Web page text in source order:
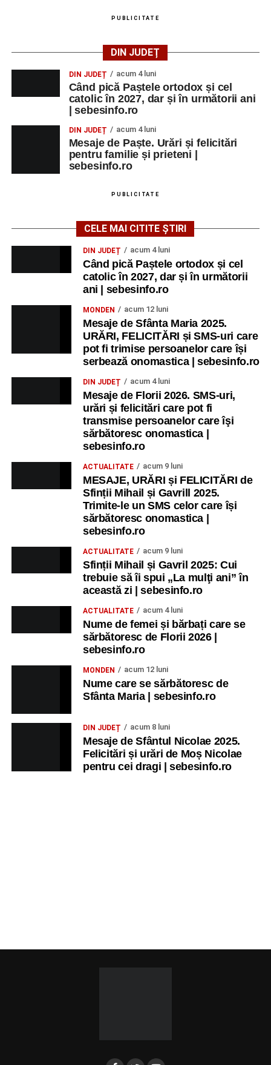
PUBLICITATE
DIN JUDEȚ
DIN JUDEȚ acum 4 luni
Când pică Paștele ortodox și cel
catolic în 2027, dar și în următorii ani
| sebesinfo.ro
DIN JUDEȚ acum 4 luni
Mesaje de Paște. Urări și felicitări
pentru familie și prieteni |
sebesinfo.ro
PUBLICITATE
CELE MAI CITITE ȘTIRI
DIN JUDEȚ acum 4 luni
Când pică Paștele ortodox și cel
catolic în 2027, dar și în următorii
ani | sebesinfo.ro
MONDEN acum 12 luni
Mesaje de Sfânta Maria 2025.
URĂRI, FELICITĂRI și SMS-uri care
pot fi trimise persoanelor care își
serbează onomastica | sebesinfo.ro
DIN JUDEȚ acum 4 luni
Mesaje de Florii 2026. SMS-uri,
urări și felicitări care pot fi
transmise persoanelor care îşi
sărbătoresc onomastica |
sebesinfo.ro
ACTUALITATE acum 9 luni
MESAJE, URĂRI și FELICITĂRI de
Sfinții Mihail și Gavrill 2025.
Trimite-le un SMS celor care își
sărbătoresc onomastica |
sebesinfo.ro
ACTUALITATE acum 9 luni
Sfinții Mihail și Gavril 2025: Cui
trebuie să îi spui „La mulţi ani” în
această zi | sebesinfo.ro
ACTUALITATE acum 4 luni
Nume de femei și bărbați care se
sărbătoresc de Florii 2026 |
sebesinfo.ro
MONDEN acum 12 luni
Nume care se sărbătoresc de
Sfânta Maria | sebesinfo.ro
DIN JUDEȚ acum 8 luni
Mesaje de Sfântul Nicolae 2025.
Felicitări și urări de Moș Nicolae
pentru cei dragi | sebesinfo.ro